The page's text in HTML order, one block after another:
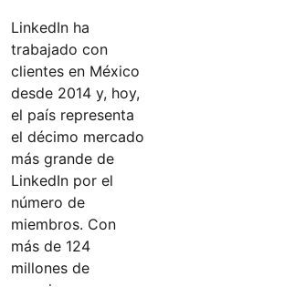
LinkedIn ha
trabajado con
clientes en México
desde 2014 y, hoy,
el país representa
el décimo mercado
más grande de
LinkedIn por el
número de
miembros. Con
más de 124
millones de